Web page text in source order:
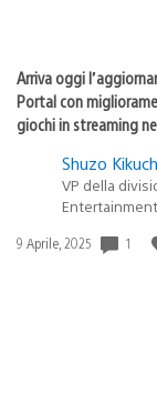
Arriva oggi
Portal con
giochi in streaming
Shuzo
VP della
Entertainment
Data
9 Aprile, 2025 1